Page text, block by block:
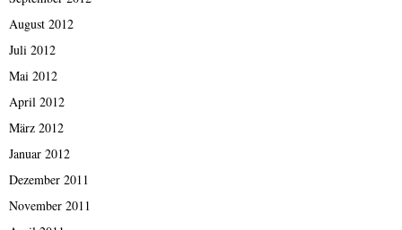
August 2012
Juli 2012
Mai 2012
April 2012
März 2012
Januar 2012
Dezember 2011
November 2011